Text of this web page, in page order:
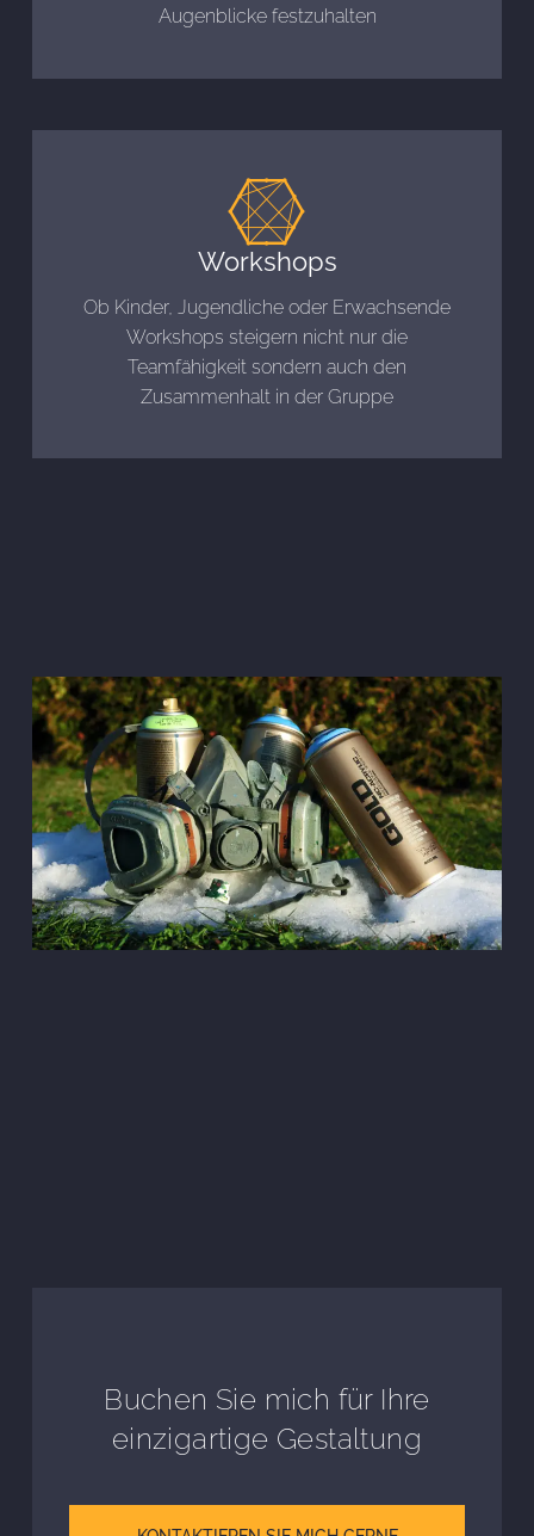
Augenblicke festzuhalten
Workshops
Ob Kinder, Jugendliche oder Erwachsende
Workshops steigern nicht nur die
Teamfähigkeit sondern auch den
Zusammenhalt in der Gruppe
Buchen Sie mich für Ihre
einzigartige Gestaltung